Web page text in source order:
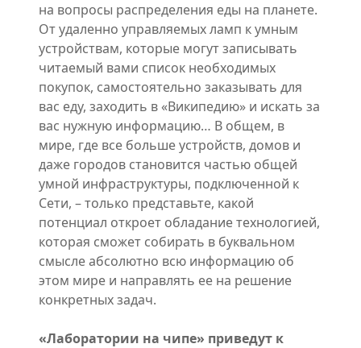
на вопросы распределения еды на планете.
От удаленно управляемых ламп к умным
устройствам, которые могут записывать
читаемый вами список необходимых
покупок, самостоятельно заказывать для
вас еду, заходить в «Википедию» и искать за
вас нужную информацию… В общем, в
мире, где все больше устройств, домов и
даже городов становится частью общей
умной инфраструктуры, подключенной к
Сети, – только представьте, какой
потенциал откроет обладание технологией,
которая сможет собирать в буквальном
смысле абсолютно всю информацию об
этом мире и направлять ее на решение
конкретных задач.
«Лаборатории на чипе» приведут к